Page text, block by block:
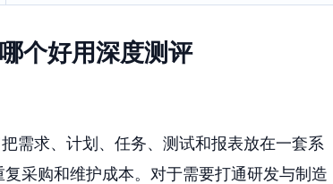
个好用深度测评
需求、计划、任务、测试和报表放在一套系
采购和维护成本。对于需要打通研发与制造